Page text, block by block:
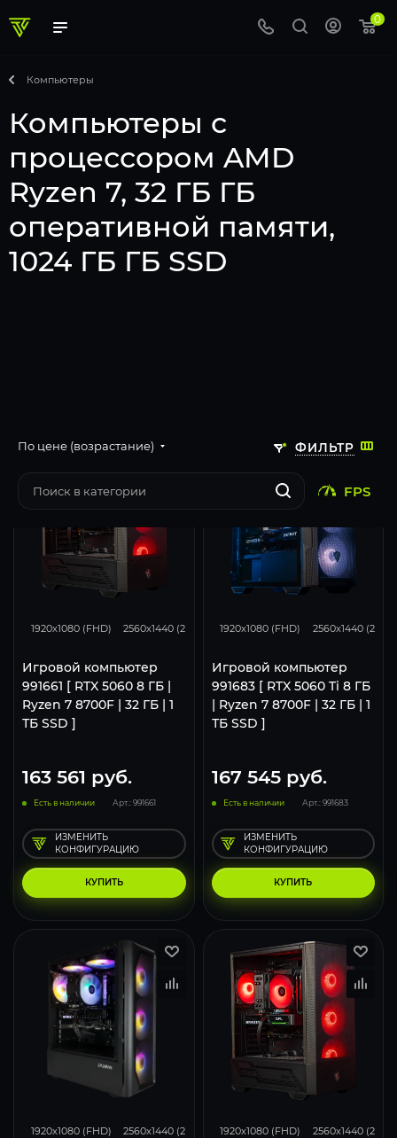
0
Компьютеры
Компьютеры с
процессором AMD
Ryzen 7, 32 ГБ ГБ
оперативной памяти,
1024 ГБ ГБ SSD
ФИЛЬТР
По цене (возрастание)
FPS
1920x1080 (FHD) 2560x1440 (2K) 3840x2160 (4K)
Игровой компьютер
991661 [ RTX 5060 8 ГБ |
Ryzen 7 8700F | 32 ГБ | 1
ТБ SSD ]
163 561 руб.
Есть в наличии Арт.: 991661
КУПИТЬ
ИЗМЕНИТЬ
КОНФИГУРАЦИЮ
1920x1080 (FHD) 2560x1440 (2K)
Игровой компьютер
991683 [ RTX 5060 Ti 8 ГБ
| Ryzen 7 8700F | 32 ГБ | 1
ТБ SSD ]
167 545руб.
Есть в наличии Арт.: 991683
КУПИТЬ
ИЗМЕНИТЬ
КОНФИГУРАЦИЮ
1920x1080 (FHD) 2560x1440 (2K) 3840x2160 (4K)
1920x1080 (FHD) 2560x1440 (2K)